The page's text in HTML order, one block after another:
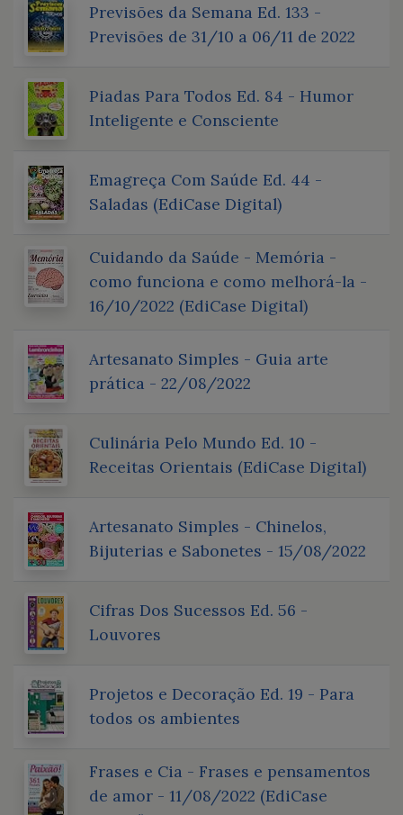
Previsões da Semana Ed. 133 -
Previsões de 31/10 a 06/11 de 2022
Piadas Para Todos Ed. 84 - Humor
Inteligente e Consciente
Emagreça Com Saúde Ed. 44 -
Saladas (EdiCase Digital)
Cuidando da Saúde - Memória -
como funciona e como melhorá-la -
16/10/2022 (EdiCase Digital)
Artesanato Simples - Guia arte
prática - 22/08/2022
Culinária Pelo Mundo Ed. 10 -
Receitas Orientais (EdiCase Digital)
Artesanato Simples - Chinelos,
Bijuterias e Sabonetes - 15/08/2022
Cifras Dos Sucessos Ed. 56 -
Louvores
Projetos e Decoração Ed. 19 - Para
todos os ambientes
Frases e Cia - Frases e pensamentos
de amor - 11/08/2022 (EdiCase